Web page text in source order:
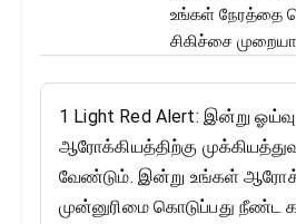
உங்கள் நேரத்தை
சிகிச்சை
1 Light Red Alert: இன்று
ஆரோக்கியத்திற்கு
வேண்டும். இன்று உங்கள்
முன்னுரிமை கொடுப்பது நீண்ட